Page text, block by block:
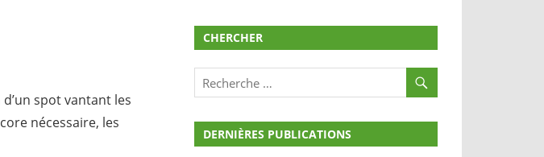
spot vantant les
nécessaire, les
CHERCHER
DERNIÈRES PUBLICATIONS